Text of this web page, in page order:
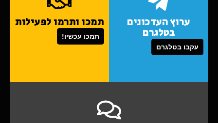
ערוץ העדכונים
בטלגרם
עקבו בטלגרם
תמכו ותרמו לפעילות
תמכו עכשיו!